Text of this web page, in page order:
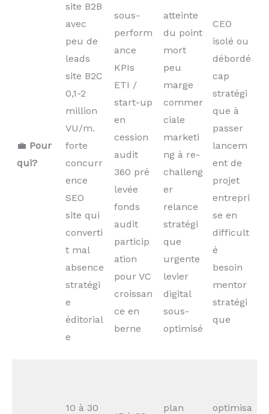
💼 Pour
qui?
site B2B
avec
peu de
leads
site B2C
0,1-2
million
VU/m.
forte
concurr
ence
SEO
site qui
converti
t mal
absence
stratégi
e
éditorial
e
sous-
perform
ance
KPIs
ETI /
start-up
en
cession
audit
360 pré
levée
fonds
audit
particip
ation
pour VC
croissan
ce en
berne
atteinte
du point
mort
peu
marge
commer
ciale
marketi
ng à re-
challeng
er
relance
stratégi
que
urgente
levier
digital
sous-
optimisé
CEO
isolé ou
débordé
cap
stratégi
que à
passer
lancem
ent de
projet
entrepri
se en
difficult
é
besoin
mentor
stratégi
que
10 à 30 plan optimisa